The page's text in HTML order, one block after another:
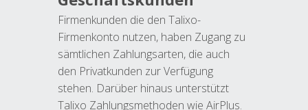
Firmenkunden die den Talixo-
Firmenkonto nutzen, haben Zugang zu
sämtlichen Zahlungsarten, die auch
den Privatkunden zur Verfügung
stehen. Darüber hinaus unterstützt
Talixo Zahlungsmethoden wie AirPlus.